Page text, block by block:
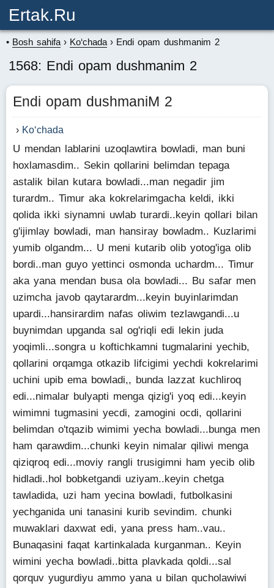
Ertak.ru
Bosh sahifa Ko‘chada Endi opam dushmanim 2
1568: Endi opam dushmanim 2
Endi opam dushmaniM 2
Ko‘chada
U mendan lablarini uzoqlawtira bowladi, man buni
hoxlamasdim.. Sekin qollarini belimdan tepaga
astalik bilan kutara bowladi...man negadir jim
turardm.. Timur aka kokrelarimgacha keldi, ikki
qolida ikki siynamni uwlab turardi..keyin qollari bilan
g'ijimlay bowladi, man hansiray bowladm.. Kuzlarimi
yumib olgandm... U meni kutarib olib yotog'iga olib
bordi..man guyo yettinci osmonda uchardm... Timur
aka yana mendan busa ola bowladi... Bu safar men
uzimcha javob qaytarardm...keyin buyinlarimdan
upardi...hansirardim nafas oliwim tezlawgandi...u
buynimdan upganda sal og'riqli edi lekin juda
yoqimli...songra u koftichkamni tugmalarini yechib,
qollarini orqamga otkazib lifcigimi yechdi kokrelarimi
uchini upib ema bowladi,, bunda lazzat kuchliroq
edi...nimalar bulyapti menga qizig'i yoq edi...keyin
wimimni tugmasini yecdi, zamogini ocdi, qollarini
belimdan o'tqazib wimimi yecha bowladi...bunga men
ham qarawdim...chunki keyin nimalar qiliwi menga
qiziqroq edi...moviy rangli trusigimni ham yecib olib
hidladi..hol bobketgandi uziyam..keyin chetga
tawladida, uzi ham yecina bowladi, futbolkasini
yechganida uni tanasini kurib sevindim. chunki
muwaklari daxwat edi, yana press ham..vau..
Bunaqasini faqat kartinkalada kurganman.. Keyin
wimini yecha bowladi..bitta plavkada qoldi...sal
qorquv yugurdiyu ammo yana u bilan qucholawiwi